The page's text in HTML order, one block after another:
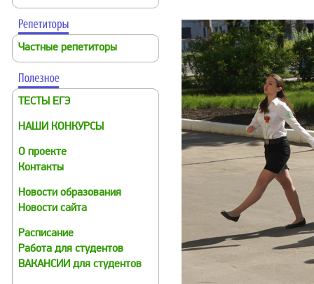
Частные репетиторы
ТЕСТЫ ЕГЭ
НАШИ КОНКУРСЫ
О проекте
Контакты
Новости образования
Новости сайта
Расписание
Работа для студентов
ВАКАНСИИ для студентов